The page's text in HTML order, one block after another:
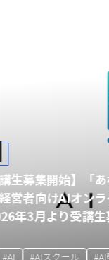
作る。」 ——個人
（アイスター